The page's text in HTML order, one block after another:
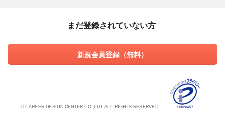
まだ登録されていない方
新規会員登録（無料）
© CAREER DESIGN CENTER CO.,LTD. ALL RIGHTS RESERVED